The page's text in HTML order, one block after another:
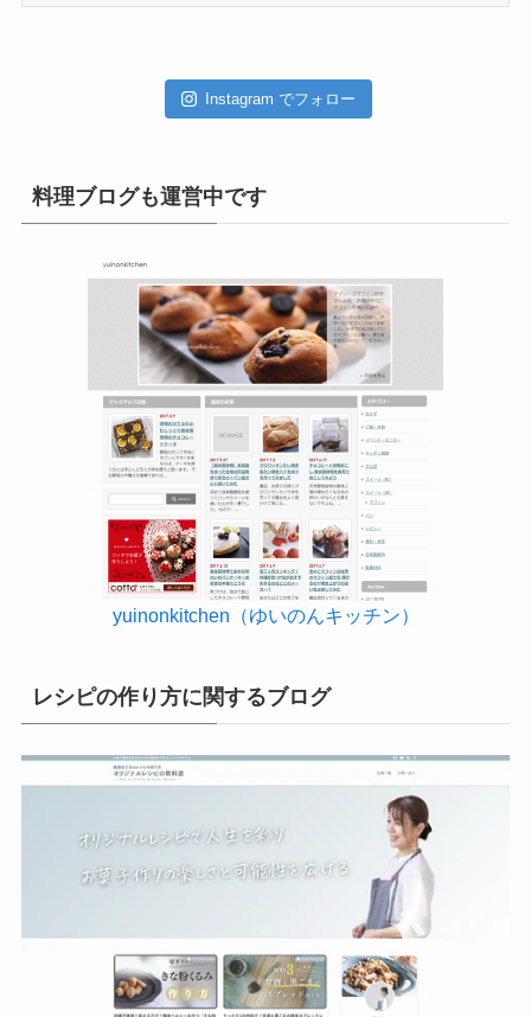
Instagram でフォロー
料理ブログも運営中です
yuinonkitchen（ゆいのんキッチン）
レシピの作り方に関するブログ